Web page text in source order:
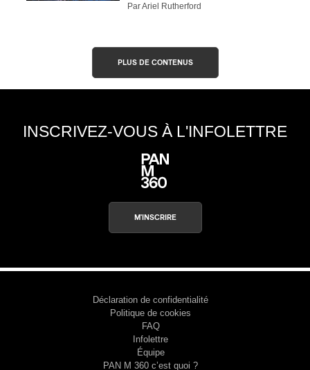
Par Ariel Rutherford
PLUS DE CONTENUS
INSCRIVEZ-VOUS À L'INFOLETTRE
M'INSCRIRE
Déclaration de confidentialité
Politique de cookies
FAQ
Infolettre
Équipe
PAN M 360 c’est quoi ?